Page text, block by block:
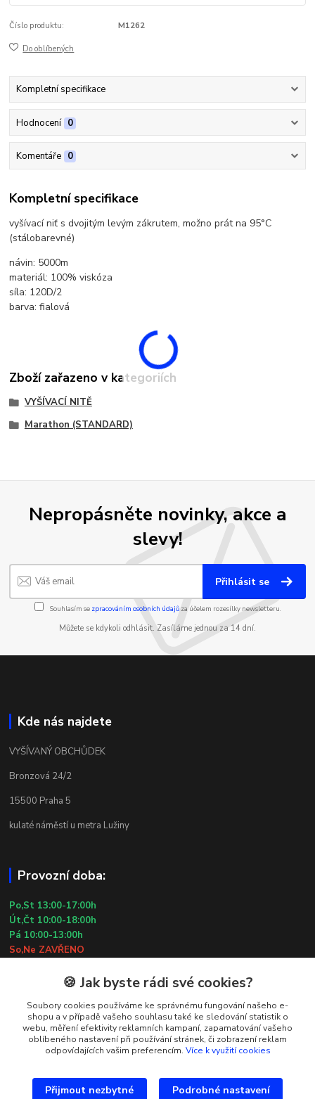
Číslo produktu: M1262
Do oblíbených
Kompletní specifikace
Hodnocení 0
Komentáře 0
Kompletní specifikace
vyšívací niť s dvojitým levým zákrutem, možno prát na 95°C
(stálobarevné)
návin: 5000m
materiál: 100% viskóza
síla: 120D/2
barva: fialová
Zboží zařazeno v kategoriích
VYŠÍVACÍ NITĚ
Marathon (STANDARD)
Nepropásněte novinky, akce a
slevy!
Přihlásit se
Souhlasím se zpracováním osobních údajůza účelem rozesílky newsletteru.
Můžete se kdykoli odhlásit. Zasíláme jednou za 14 dní.
Kde nás najdete
VYŠÍVANÝ OBCHŮDEK
Bronzová 24/2
15500 Praha 5
kulaté náměstí u metra Lužiny
Provozní doba:
Po,St 13:00-17:00h
Út,Čt 10:00-18:00h
Pá 10:00-13:00h
So,Ne ZAVŘENO
Kontakty
Simona Kozová
+420 602 181 001
info@vysivanyobchudek.cz
🍪 Jak byste rádi své cookies?
Soubory cookies používáme ke správnému fungování našeho e-
shopu a v případě vašeho souhlasu také ke sledování statistik o
webu, měření efektivity reklamních kampaní, zapamatování vašeho
oblíbeného nastavení při používání stránek, či zobrazení reklam
odpovídajících vašim preferencím. Více k využití cookies
Přijmout nezbytné Podrobné nastavení